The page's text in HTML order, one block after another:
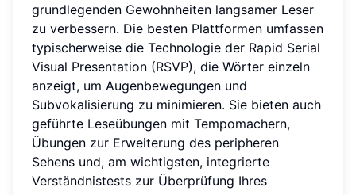
grundlegenden Gewohnheiten langsamer Leser
zu verbessern. Die besten Plattformen umfassen
typischerweise die Technologie der Rapid Serial
Visual Presentation (RSVP), die Wörter einzeln
anzeigt, um Augenbewegungen und
Subvokalisierung zu minimieren. Sie bieten auch
geführte Leseübungen mit Tempomachern,
Übungen zur Erweiterung des peripheren
Sehens und, am wichtigsten, integrierte
Verständnistests zur Überprüfung Ihres